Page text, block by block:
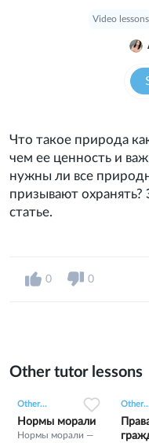
Video lessons
Что такое природа
чем ее ценность и
нужны ли все
призывают
статье.
0 0
Other tutor lessons
Other...
Нормы морали
Нормы морали —
Other...